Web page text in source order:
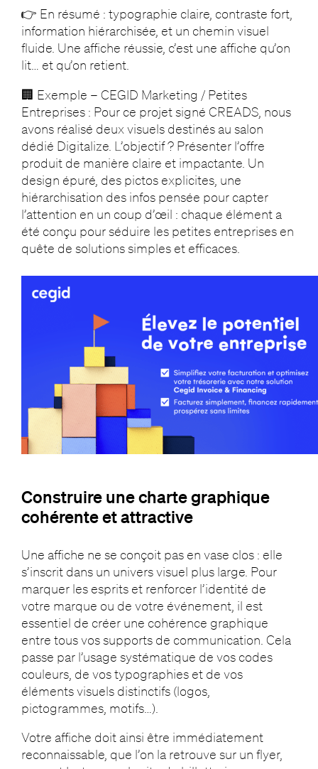
👉 En résumé : typographie claire, contraste fort,
information hiérarchisée, et un chemin visuel
fluide. Une affiche réussie, c’est une affiche qu’on
lit… et qu’on retient.
🏢 Exemple – CEGID Marketing / Petites
Entreprises : Pour ce projet signé CREADS, nous
avons réalisé deux visuels destinés au salon
dédié Digitalize. L’objectif ? Présenter l’offre
produit de manière claire et impactante. Un
design épuré, des pictos explicites, une
hiérarchisation des infos pensée pour capter
l’attention en un coup d’œil : chaque élément a
été conçu pour séduire les petites entreprises en
quête de solutions simples et efficaces.
Construire une charte graphique
cohérente et attractive
Une affiche ne se conçoit pas en vase clos : elle
s’inscrit dans un univers visuel plus large. Pour
marquer les esprits et renforcer l’identité de
votre marque ou de votre événement, il est
essentiel de créer une cohérence graphique
entre tous vos supports de communication. Cela
passe par l’usage systématique de vos codes
couleurs, de vos typographies et de vos
éléments visuels distinctifs (logos,
pictogrammes, motifs…).
Votre affiche doit ainsi être immédiatement
reconnaissable, que l’on la retrouve sur un flyer,